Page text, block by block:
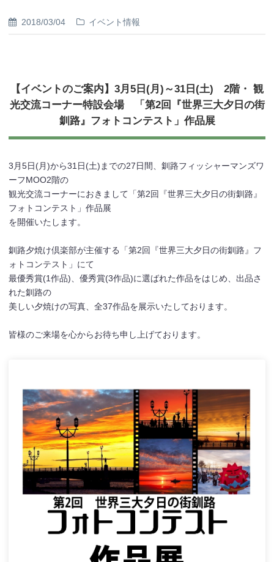
2018/03/04 イベント情報
【イベントのご案内】3月5日(月)～31日(土) 2階・ 観
光交流コーナー特設会場 「第2回『世界三大夕日の街
釧路』フォトコンテスト」作品展
3月5日(月)から31日(土)までの27日間、釧路フィッシャーマンズワ
ーフMOO2階の
観光交流コーナーにおきまして「第2回『世界三大夕日の街釧路』
フォトコンテスト」作品展
を開催いたします。
釧路夕焼け倶楽部が主催する「第2回『世界三大夕日の街釧路』フ
ォトコンテスト」にて
最優秀賞(1作品)、優秀賞(3作品)に選ばれた作品をはじめ、出品さ
れた釧路の
美しい夕焼けの写真、全37作品を展示いたしております。
皆様のご来場を心からお待ち申し上げております。